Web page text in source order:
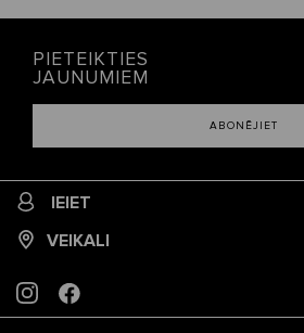
PIETEIKTIES
JAUNUMIEM
ABONĒJIET
IEIET
VEIKALI
INSTAGRAM
FACEBOOK